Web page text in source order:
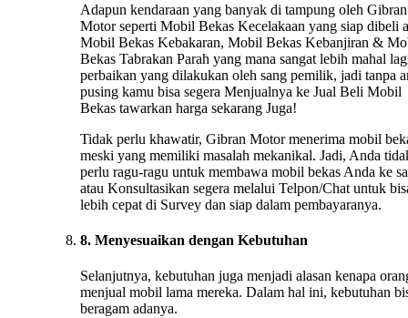
Adapun kendaraan yang banyak di tampung oleh Gibran
Motor seperti Mobil Bekas Kecelakaan yang siap dibeli
Mobil Bekas Kebakaran, Mobil Bekas Kebanjiran &
Bekas Tabrakan Parah yang mana sangat lebih mahal
perbaikan yang dilakukan oleh sang pemilik, jadi tanpa
pusing kamu bisa segera Menjualnya ke Jual Beli Mobil
Bekas tawarkan harga sekarang Juga!
Tidak perlu khawatir, Gibran Motor menerima mobil
meski yang memiliki masalah mekanikal. Jadi, Anda
perlu ragu-ragu untuk membawa mobil bekas Anda ke
atau Konsultasikan segera melalui Telpon/Chat untuk
lebih cepat di Survey dan siap dalam pembayaranya.
8. Menyesuaikan dengan Kebutuhan
Selanjutnya, kebutuhan juga menjadi alasan kenapa
menjual mobil lama mereka. Dalam hal ini, kebutuhan
beragam adanya.